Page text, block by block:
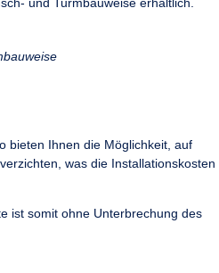
und Turmbauweise erhältlich.
bieten Ihnen die Möglichkeit, auf
was die Installationskosten
ist somit ohne Unterbrechung des